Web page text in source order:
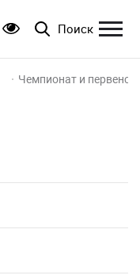
Поиск
Чемпионат и